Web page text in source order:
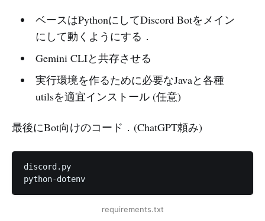
ベースはPythonにしてDiscord Botをメイン
にして動くようにする．
Gemini CLIと共存させる
実行環境を作るために必要なJavaと各種
utilsを適宜インストール (任意)
最後にBot向けのコード．(ChatGPT頼み)
discord.py
python-dotenv
requirements.txt